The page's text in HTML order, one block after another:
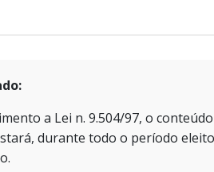
a Lei n. 9.504/97, o
durante todo o período